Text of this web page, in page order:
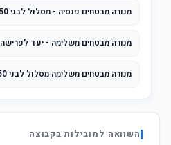
מנורה מבטחים פנסיה - מסלול לבני 50 ומטה
מנורה מבטחים משלימה - יעד לפרישה 2060
מנורה מבטחים משלימה מסלול לבני 50 ומטה
השוואה למובילות בקבוצה